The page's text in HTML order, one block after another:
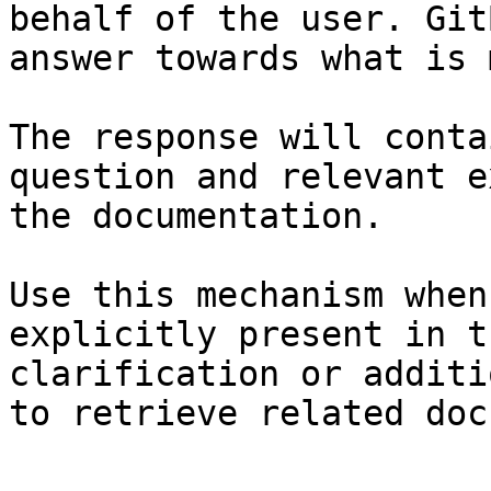
behalf of the user.
answer towards what
The response will
question and relevant
the documentation.
Use this mechanism
explicitly present in
clarification or